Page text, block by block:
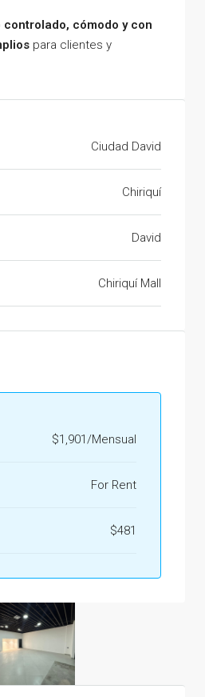
controlado, cómodo y con
para clientes y
Ciudad David
Chiriquí
David
Chiriquí Mall
$1,901/Mensual
For Rent
$481